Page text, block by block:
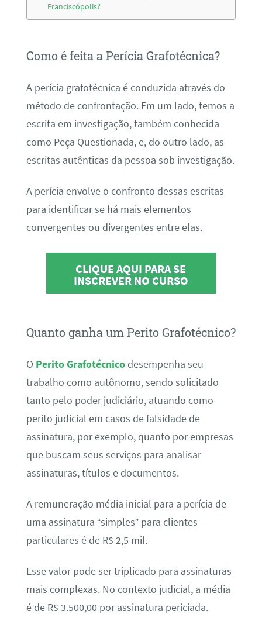
Franciscópolis?
Como é feita a Perícia Grafotécnica?
A perícia grafotécnica é conduzida através do
método de confrontação. Em um lado, temos a
escrita em investigação, também conhecida
como Peça Questionada, e, do outro lado, as
escritas autênticas da pessoa sob investigação.
A perícia envolve o confronto dessas escritas
para identificar se há mais elementos
convergentes ou divergentes entre elas.
CLIQUE AQUI PARA SE
INSCREVER NO CURSO
Quanto ganha um Perito Grafotécnico?
O Perito Grafotécnicodesempenha seu
trabalho como autônomo, sendo solicitado
tanto pelo poder judiciário, atuando como
perito judicial em casos de falsidade de
assinatura, por exemplo, quanto por empresas
que buscam seus serviços para analisar
assinaturas, títulos e documentos.
A remuneração média inicial para a perícia de
uma assinatura “simples” para clientes
particulares é de R$ 2,5 mil.
Esse valor pode ser triplicado para assinaturas
mais complexas. No contexto judicial, a média
é de R$ 3.500,00 por assinatura periciada.